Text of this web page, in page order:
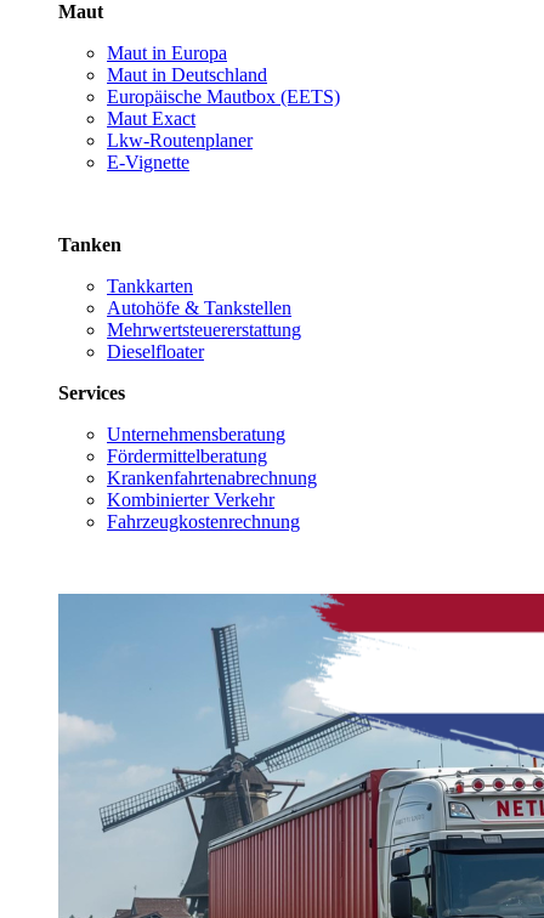
Maut
Maut in Europa
Maut in Deutschland
Europäische Mautbox (EETS)
Maut Exact
Lkw-Routenplaner
E-Vignette
Tanken
Tankkarten
Autohöfe & Tankstellen
Mehrwertsteuererstattung
Dieselfloater
Services
Unternehmensberatung
Fördermittelberatung
Krankenfahrtenabrechnung
Kombinierter Verkehr
Fahrzeugkostenrechnung